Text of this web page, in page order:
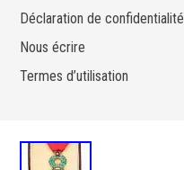
Déclaration de confidentialité
Nous écrire
Termes d’utilisation